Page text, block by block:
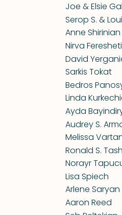
Joe & Elsie
Serop S. &
Anne
Nirva
David
Sarkis Tokat
Bedros
Linda
Ayda
Audrey S.
Melissa
Ronald S.
Norayr
Lisa Spiech
Arlene Saryan
Aaron Reed